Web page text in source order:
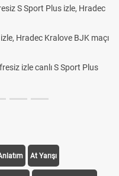
S Sport Plus izle, Hradec
Hradec Kralove BJK maçı
izle canlı S Sport Plus
At Yarışı